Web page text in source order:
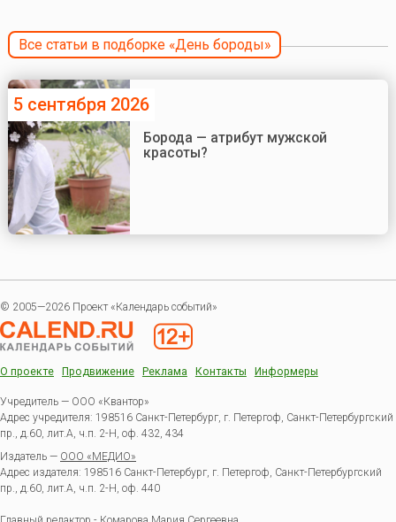
Все статьи в подборке «День бороды»
5 сентября 2026
Борода — атрибут мужской
красоты?
© 2005—2026 Проект «Календарь событий»
О проекте Продвижение Реклама Контакты Информеры
Учредитель — ООО «Квантор»
Адрес учредителя: 198516 Санкт-Петербург, г. Петергоф, Санкт-Петербургский
пр., д.60, лит.А, ч.п. 2-Н, оф. 432, 434
Издатель — ООО «МЕДИО»
Адрес издателя: 198516 Санкт-Петербург, г. Петергоф, Санкт-Петербургский
пр., д.60, лит.А, ч.п. 2-Н, оф. 440